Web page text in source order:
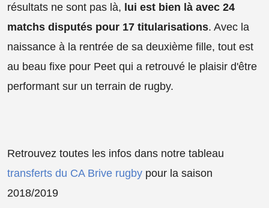
résultats ne sont pas là, lui est bien là avec 24
matchs disputés pour 17 titularisations. Avec la
naissance à la rentrée de sa deuxième fille, tout est
au beau fixe pour Peet qui a retrouvé le plaisir d'être
performant sur un terrain de rugby.
Retrouvez toutes les infos dans notre tableau
transferts du CA Brive rugby pour la saison
2018/2019